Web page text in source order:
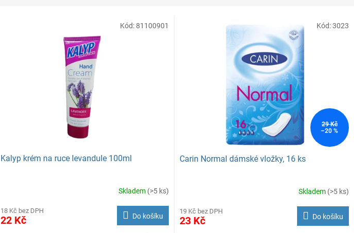
Kalyp krém na ruce levandule 100ml
Skladem (>5 ks)
18 Kč bez DPH
22 Kč Do košíku
Kód:81100901
29 Kč
–20 %
Carin Normal dámské vložky, 16 ks
Skladem (>5 ks)
19 Kč bez DPH
23 Kč Do košíku
Kód:3023